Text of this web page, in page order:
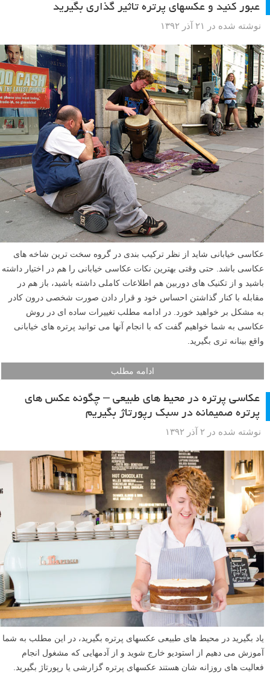
عبور کنید و عکسهای پرتره تاثیر گذاری بگیرید
نوشته شده در ۲۱ آذر ۱۳۹۲
عکاسی خیابانی شاید از نظر ترکیب بندی در گروه سخت ترین شاخه های
عکاسی باشد. حتی وقتی بهترین نکات عکاسی خیابانی را هم در اختیار داشته
باشید و از تکنیک های دوربین هم اطلاعات کاملی داشته باشید، باز هم در
مقابله با کنار گذاشتن احساس خود و قرار دادن صورت شخصی درون کادر
به مشکل بر خواهید خورد. در ادامه مطلب تغییرات ساده ای در روش
عکاسی به شما خواهیم گفت که با انجام آنها می توانید پرتره های خیابانی
واقع بینانه تری بگیرید.
ادامه مطلب
عکاسی پرتره در محیط های طبیعی – چگونه عکس های
پرتره صمیمانه در سبک رپورتاژ بگیریم
نوشته شده در ۲ آذر ۱۳۹۲
یاد بگیرید در محیط های طبیعی عکسهای پرتره بگیرید، در این مطلب به شما
آموزش می دهیم از استودیو خارج شوید و از آدمهایی که مشغول انجام
فعالیت های روزانه شان هستند عکسهای پرتره گزارشی یا رپورتاژ بگیرید.